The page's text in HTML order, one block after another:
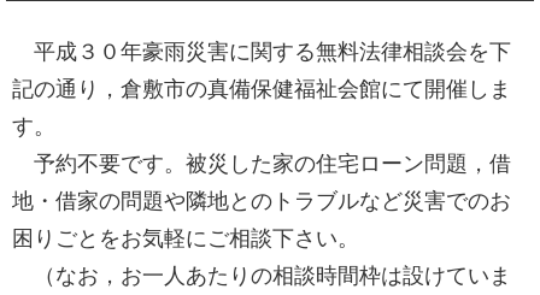
平成３０年豪雨災害に関する無料法律相談会を下
記の通り，倉敷市の真備保健福祉会館にて開催しま
す。
予約不要です。被災した家の住宅ローン問題，借
地・借家の問題や隣地とのトラブルなど災害でのお
困りごとをお気軽にご相談下さい。
（なお，お一人あたりの相談時間枠は設けていま